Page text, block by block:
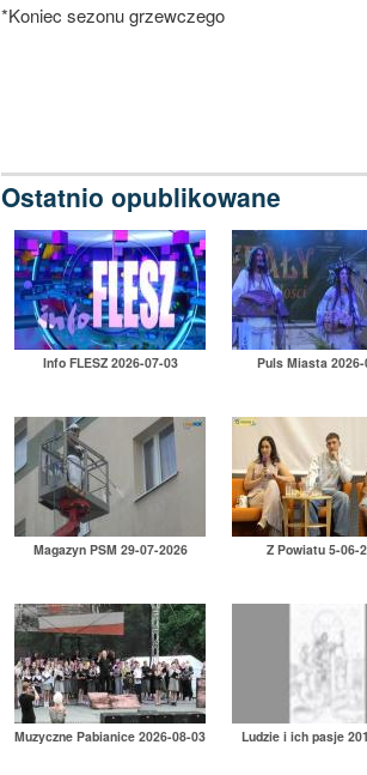
*Koniec sezonu grzewczego
Ostatnio opublikowane
Info FLESZ 2026-07-03 Puls Miasta
Magazyn PSM 29-07-2026 Z Powiatu 5-06-
Muzyczne Pabianice 2026-08-03 Ludzie i ich pasje